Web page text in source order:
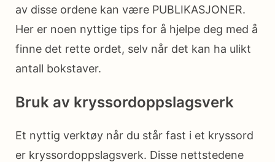
av disse ordene kan være PUBLIKASJONER.
Her er noen nyttige tips for å hjelpe deg med å
finne det rette ordet, selv når det kan ha ulikt
antall bokstaver.
Bruk av kryssordoppslagsverk
Et nyttig verktøy når du står fast i et kryssord
er kryssordoppslagsverk. Disse nettstedene